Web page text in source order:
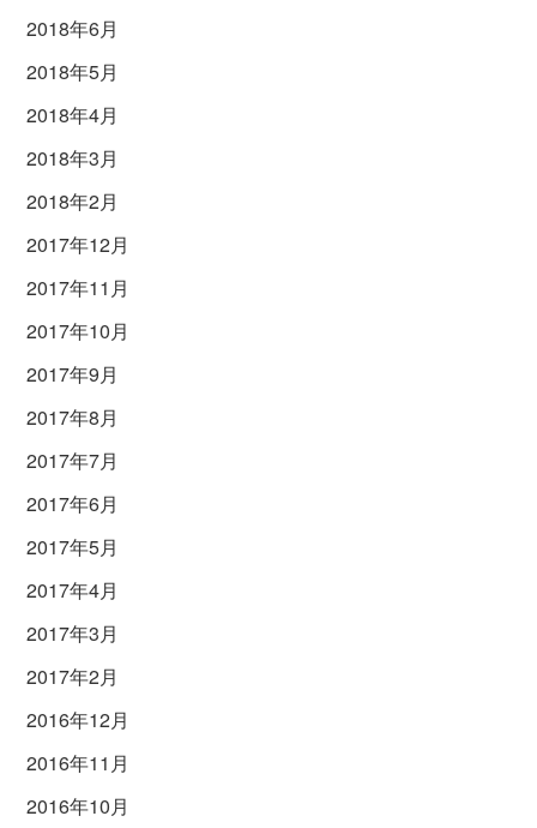
2018年6月
2018年5月
2018年4月
2018年3月
2018年2月
2017年12月
2017年11月
2017年10月
2017年9月
2017年8月
2017年7月
2017年6月
2017年5月
2017年4月
2017年3月
2017年2月
2016年12月
2016年11月
2016年10月